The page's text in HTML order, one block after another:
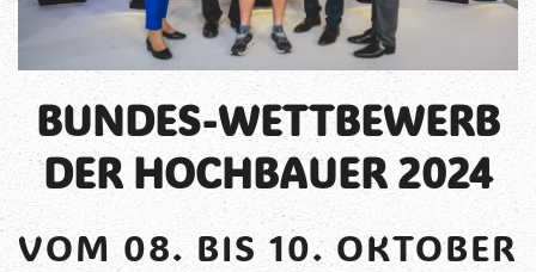
BUNDES-WETTBEWERB
DER HOCHBAUER 2024
VOM 08. BIS 10. OKTOBER